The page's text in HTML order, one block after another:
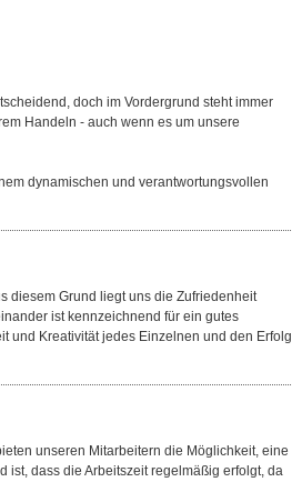
doch im Vordergrund steht immer
Handeln - auch wenn es um unsere
dynamischen und verantwortungsvollen
diesem Grund liegt uns die Zufriedenheit
ist kennzeichnend für ein gutes
und Kreativität jedes Einzelnen und den Erfolg
unseren Mitarbeitern die Möglichkeit, eine
ist, dass die Arbeitszeit regelmäßig erfolgt, da